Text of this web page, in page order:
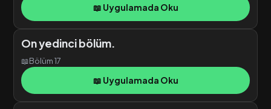
📖 Uygulamada Oku
On yedinci bölüm.
📖Bölüm 17
📖 Uygulamada Oku